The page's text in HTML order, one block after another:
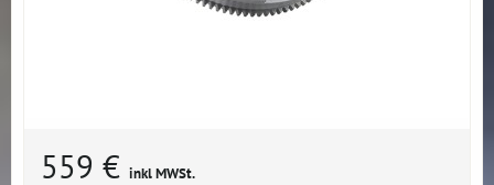
559 € inkl MWSt.